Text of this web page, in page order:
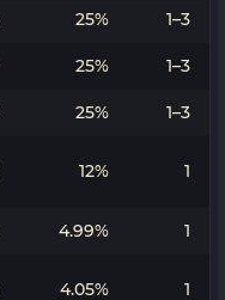
25% 1–3
25% 1–3
25% 1–3
12% 1
4.99% 1
4.05% 1